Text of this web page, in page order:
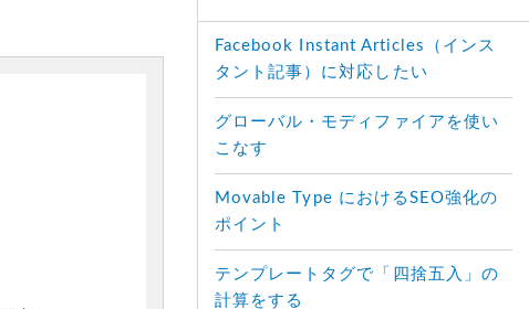
Facebook Instant Articles（インス
タント記事）に対応したい
グローバル・モディファイアを使い
こなす
Movable Type におけるSEO強化の
ポイント
テンプレートタグで「四捨五入」の
計算をする